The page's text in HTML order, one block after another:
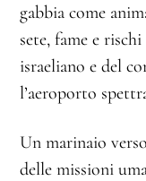
gabbia come
sete, fame e
israeliano e del
l’aeroporto
Un marinaio
delle missioni